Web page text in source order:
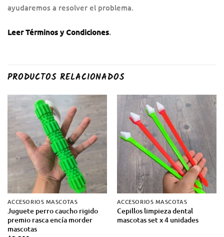
ayudaremos a resolver el problema.
Leer Términos y Condiciones.
PRODUCTOS RELACIONADOS
ACCESORIOS MASCOTAS
Juguete perro caucho rigido
premio rasca encía morder
mascotas
ACCESORIOS MASCOTAS
Cepillos limpieza dental
mascotas set x 4 unidades